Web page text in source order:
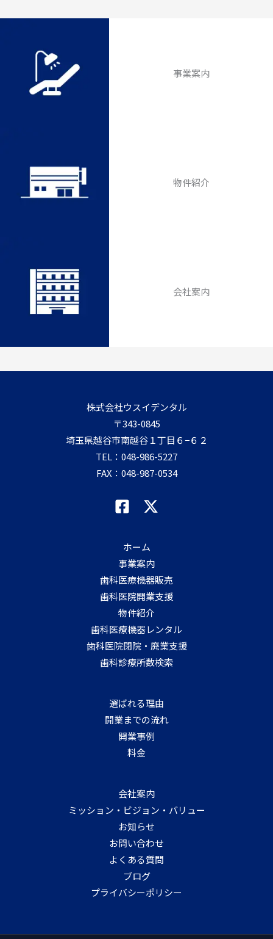
事業案内
物件紹介
会社案内
株式会社ウスイデンタル
〒343-0845
埼玉県越谷市南越谷１丁目６−６２
TEL： 048-986-5227
FAX：048-987-0534
ホーム
事業案内
歯科医療機器販売
歯科医院開業支援
物件紹介
歯科医療機器レンタル
歯科医院閉院・廃業支援
歯科診療所数検索
選ばれる理由
開業までの流れ
開業事例
料金
会社案内
ミッション・ビジョン・バリュー
お知らせ
お問い合わせ
よくある質問
ブログ
プライバシーポリシー